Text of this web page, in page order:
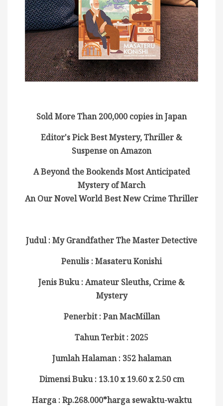
Sold More Than 200,000 copies in Japan
Editor's Pick Best Mystery, Thriller &
Suspense on Amazon
A Beyond the Bookends Most Anticipated
Mystery of March
An Our Novel World Best New Crime Thriller
Judul : My Grandfather The Master Detective
Penulis : Masateru Konishi
Jenis Buku : Amateur Sleuths, Crime &
Mystery
Penerbit : Pan MacMillan
Tahun Terbit : 2025
Jumlah Halaman : 352 halaman
Dimensi Buku : 13.10 x 19.60 x 2.50 cm
Harga : Rp.268.000*harga sewaktu-waktu